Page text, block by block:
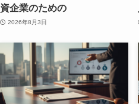
資企業のための
2026年8月3日